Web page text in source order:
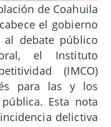
de Coahuila
el gobierno
debate público
el Instituto
(IMCO)
para las y los
Esta nota
delictiva